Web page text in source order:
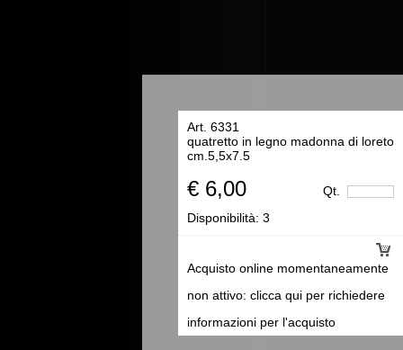
Art. 6331
quatretto in legno madonna di loreto
cm.5,5x7.5
€ 6,00 Qt.
Acquisto online momentaneamente
non attivo: clicca qui per richiedere
informazioni per l'acquisto
Disponibilità: 3